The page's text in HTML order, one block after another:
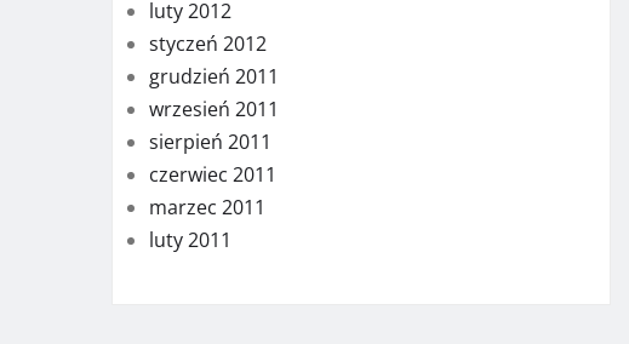
luty 2012
styczeń 2012
grudzień 2011
wrzesień 2011
sierpień 2011
czerwiec 2011
marzec 2011
luty 2011